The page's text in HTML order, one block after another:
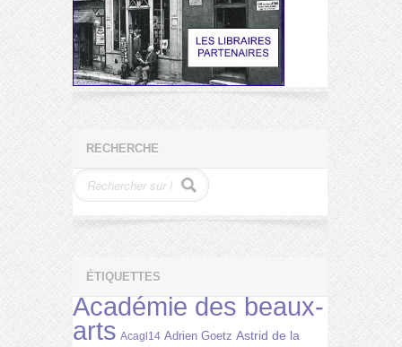
RECHERCHE
ÉTIQUETTES
Académie des beaux-
arts Acagl14 Adrien Goetz Astrid de la